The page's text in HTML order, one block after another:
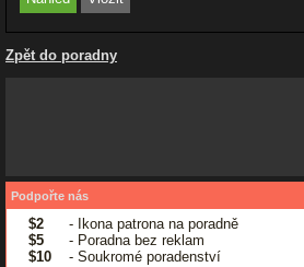
Zpět do poradny
Podpořte nás
$2
- Ikona patrona na poradně
$5
- Poradna bez reklam
$10
- Soukromé poradenství